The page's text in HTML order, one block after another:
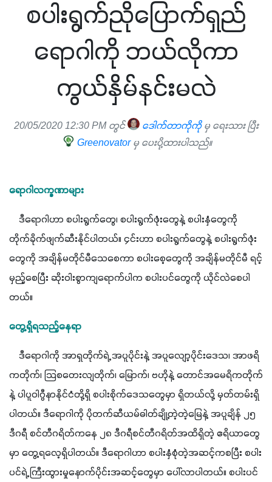
စပါးရွက်ညိုပြောက်ရှည်
ရောဂါကို ဘယ်လိုကာ
ကွယ်နှိမ်နင်းမလဲ
20/05/2020 12:30 PM တွင် ဒေါက်တာကိုကိုမှ ရေးသား ပြီး
Greenovator မှ ပေးပို့ထားပါသည်။
ရောဂါလက္ခဏာများ
ဒီရောဂါဟာ စပါးရွက်တွေ၊ စပါးရွက်ဖုံးတွေနဲ့ စပါးနှံတွေကို
တိုက်ခိုက်ဖျက်ဆီးနိုင်ပါတယ်။ ၄င်းဟာ စပါးရွက်တွေနဲ့ စပါးရွက်ဖုံး
တွေကို အချိန်မတိုင်မီသေစေကာ စပါးစေ့တွေကို အချိန်မတိုင်မီ ရင့်
မှည့်စေပြီး ဆိုးဝါးစွာကျရောက်ပါက စပါးပင်တွေကို ယိုင်လဲစေပါ
တယ်။
တွေ့ရှိရသည့်နေရာ
ဒီရောဂါကို အာရှတိုက်ရဲ့ အပူပိုင်းနဲ့ အပူလျော့ပိုင်းဒေသ၊ အာဖရိ
ကတိုက်၊ သြစတေးလျတိုက်၊ မြောက်၊ ဗဟိုနဲ့ တောင်အမေရိကတိုက်
နဲ့ ပါပူဝါဂွီနာနိုင်ငံတို့ရှိ စပါးစိုက်ဒေသတွေမှာ ရှိတယ်လို့ မှတ်တမ်းရှိ
ပါတယ်။ ဒီရောဂါကို ပိုတက်ဆီယမ်ဓါတ်ချို့တဲ့တဲ့မြေနဲ့ အပူချိန် ၂၅
ဒီဂရီ စင်တီဂရိတ်ကနေ ၂၈ ဒီဂရီစင်တီဂရိတ်အထိရှိတဲ့ ဧရိယာတွေ
မှာ တွေ့ရလေ့ရှိပါတယ်။ ဒီရောဂါဟာ စပါးနှံစုံတဲ့အဆင့်ကစပြီး စပါး
ပင်ရဲ့ ကြီးထွားမှုနောက်ပိုင်းအဆင့်တွေမှာ ပေါ်လာပါတယ်။ စပါးပင်